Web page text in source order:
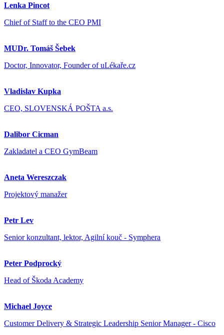
Lenka Pincot
Chief of Staff to the CEO PMI
MUDr. Tomáš Šebek
Doctor, Innovator, Founder of uLékaře.cz
Vladislav Kupka
CEO, SLOVENSKÁ POŠTA a.s.
Dalibor Cicman
Zakladatel a CEO GymBeam
Aneta Wereszczak
Projektový manažer
Petr Lev
Senior konzultant, lektor, Agilní kouč - Symphera
Peter Podprocký
Head of Škoda Academy
Michael Joyce
Customer Delivery & Strategic Leadership Senior Manager - Cisco